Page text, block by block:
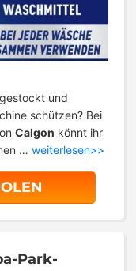
und
schützen? Bei
Calgon könnt ihr
… weiterlesen>>
Park-